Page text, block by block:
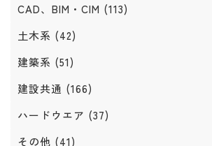
CAD、BIM・CIM (113)
土木系 (42)
建築系 (51)
建設共通 (166)
ハードウエア (37)
その他 (41)